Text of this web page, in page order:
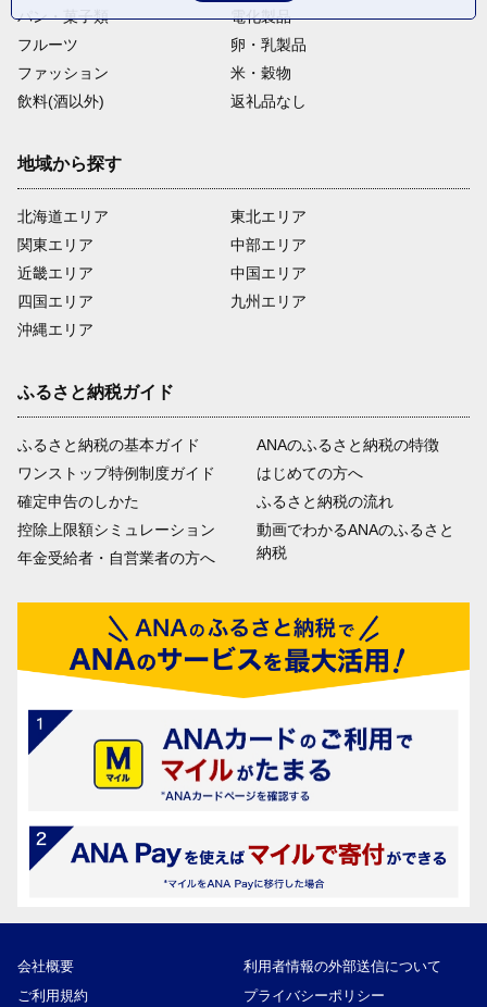
パン・菓子類
電化製品
フルーツ
卵・乳製品
ファッション
米・穀物
飲料(酒以外)
返礼品なし
地域から探す
北海道エリア
関東エリア
近畿エリア
四国エリア
沖縄エリア
東北エリア
中部エリア
中国エリア
九州エリア
ふるさと納税ガイド
ふるさと納税の基本ガイド
ワンストップ特例制度ガイド
確定申告のしかた
控除上限額シミュレーション
年金受給者・自営業者の方へ
ANAのふるさと納税の特徴
はじめての方へ
ふるさと納税の流れ
動画でわかるANAのふるさと
納税
会社概要
利用者情報の外部送信について
ご利用規約
プライバシーポリシー